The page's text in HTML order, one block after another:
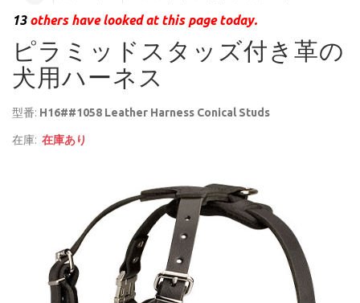
13others have looked at this page today.
ピラミッドスタッズ付き革の
犬用ハーネス
型番: H16##1058 Leather Harness Conical Studs
在庫: 在庫あり